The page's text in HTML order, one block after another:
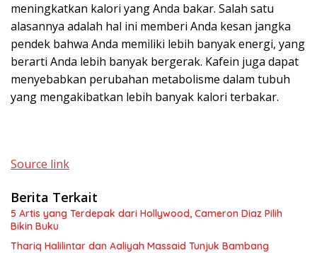
meningkatkan kalori yang Anda bakar. Salah satu
alasannya adalah hal ini memberi Anda kesan jangka
pendek bahwa Anda memiliki lebih banyak energi, yang
berarti Anda lebih banyak bergerak. Kafein juga dapat
menyebabkan perubahan metabolisme dalam tubuh
yang mengakibatkan lebih banyak kalori terbakar.
Source link
Berita Terkait
5 Artis yang Terdepak dari Hollywood, Cameron Diaz Pilih
Bikin Buku
Thariq Halilintar dan Aaliyah Massaid Tunjuk Bambang